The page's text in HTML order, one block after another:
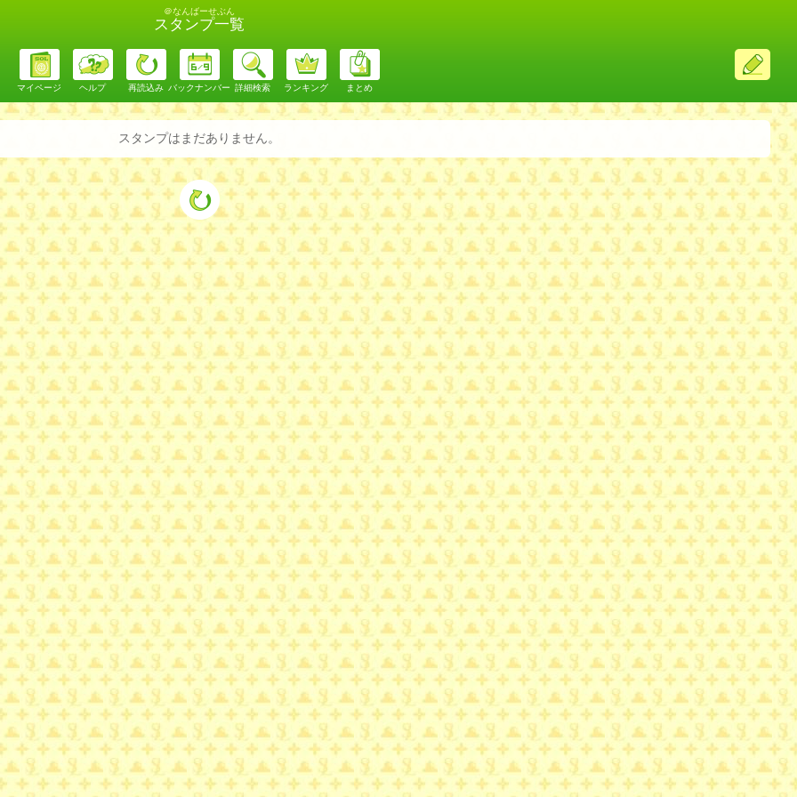
＠なんばーせぶん
スタンプ一覧
ス
レ
投
マイページ ヘルプ 再読込み バックナンバー 詳細検索 ランキング まとめ
スタンプはまだありません。